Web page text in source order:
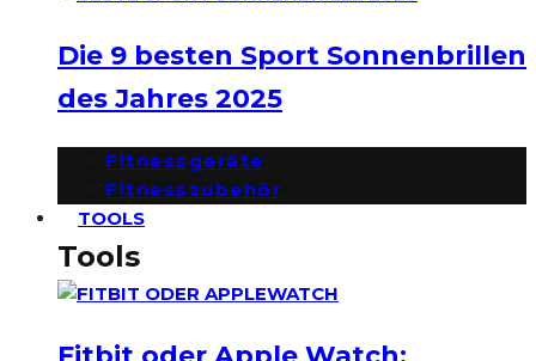
Die 9 besten Sport Sonnenbrillen
des Jahres 2025
Fitnessgeräte
Fitnesszubehör
TOOLS
Tools